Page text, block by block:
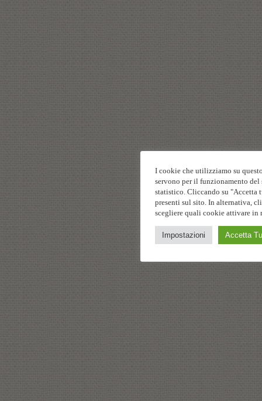
I cookie che utilizziamo su
servono per il funzionamento del
statistico. Cliccando su
presenti sul sito. In alternativa,
scegliere quali cookie attivare in
Impostazioni Accetta